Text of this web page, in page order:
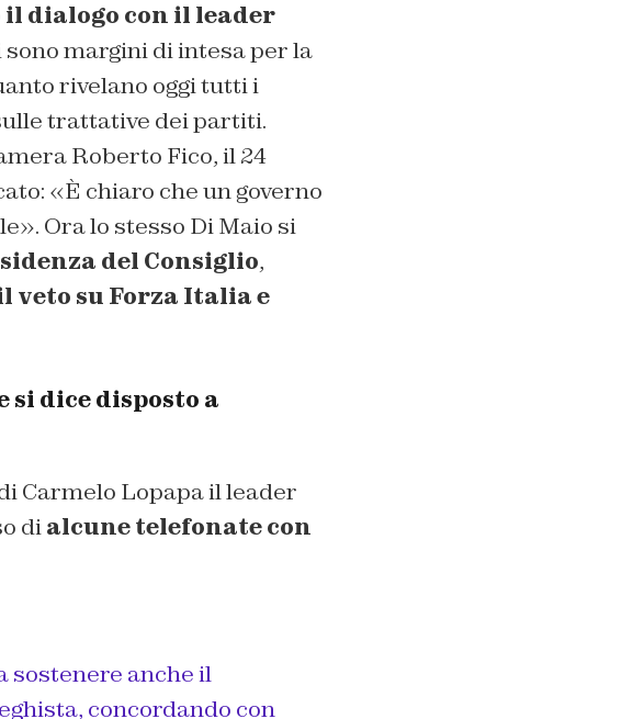
dialogo con il leader
margini di intesa per la
rivelano oggi tutti i
trattative dei partiti.
Roberto Fico, il 24
«È chiaro che un governo
Ora lo stesso Di Maio si
del Consiglio,
veto su Forza Italia e
si dice disposto a
Carmelo Lopapa il leader
dialcune telefonate con
sostenere anche il
concordando con